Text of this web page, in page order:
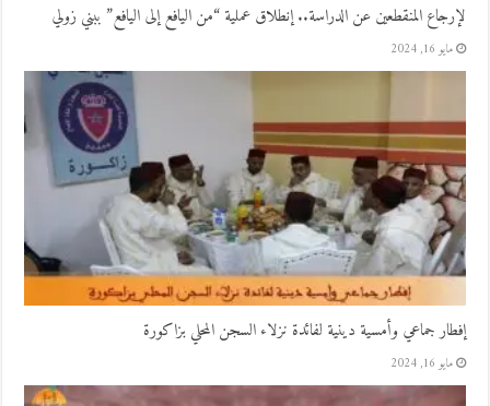
لإرجاع المنقطعين عن الدراسة.. إنطلاق عملية “من اليافع إلى اليافع” ببني زولي
مايو 16, 2024
إفطار جماعي وأمسية دينية لفائدة نزلاء السجن المحلي بزاكورة
مايو 16, 2024